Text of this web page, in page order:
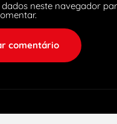
dados neste navegador